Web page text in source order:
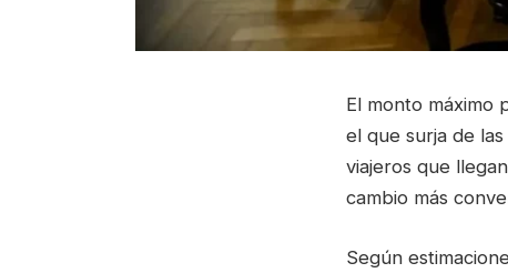
El monto máximo
el que surja de
viajeros que
cambio más
Según